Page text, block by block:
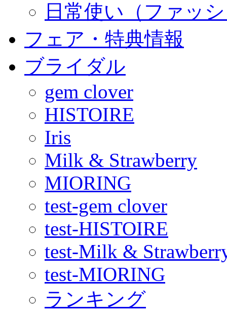
日常使い（ファッ
フェア・特典情報
ブライダル
gem clover
HISTOIRE
Iris
Milk & Strawberry
MIORING
test-gem clover
test-HISTOIRE
test-Milk &
test-MIORING
ランキング